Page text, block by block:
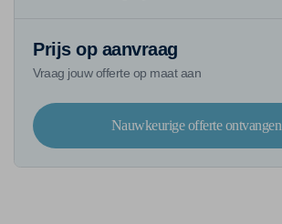
Prijs op aanvraag
Vraag jouw offerte op maat aan
Nauwkeurige offerte ontvangen